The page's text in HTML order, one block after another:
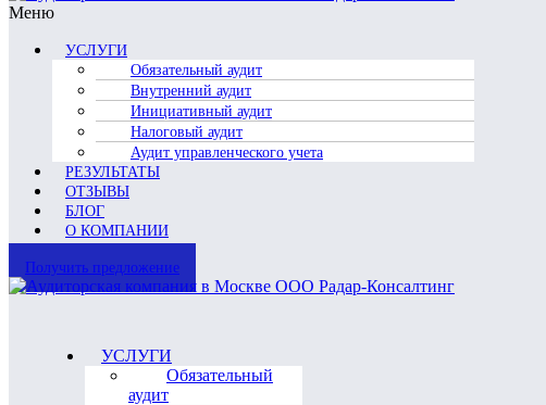
Меню
УСЛУГИ
Обязательный аудит
Внутренний аудит
Инициативный аудит
Налоговый аудит
Аудит управленческого учета
РЕЗУЛЬТАТЫ
ОТЗЫВЫ
БЛОГ
О КОМПАНИИ
Получить предложение
УСЛУГИ
Обязательный
аудит